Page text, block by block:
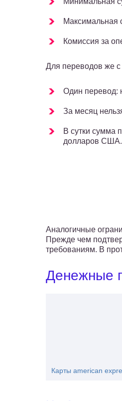
Максимальная
Комиссия за
Для переводов же с
Один перевод:
За месяц
В сутки сумма
долларов США.
Аналогичные
Прежде чем
требованиям. В
Денежные
Карты american